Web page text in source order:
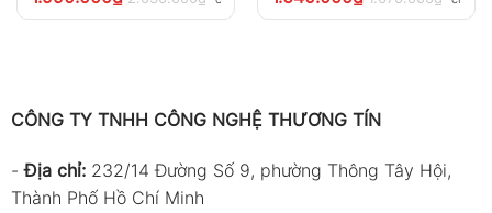
CÔNG TY TNHH CÔNG NGHỆ THƯƠNG TÍN
-Địa chỉ: 232/14 Đường Số 9, phường Thông Tây Hội,
Thành Phố Hồ Chí Minh